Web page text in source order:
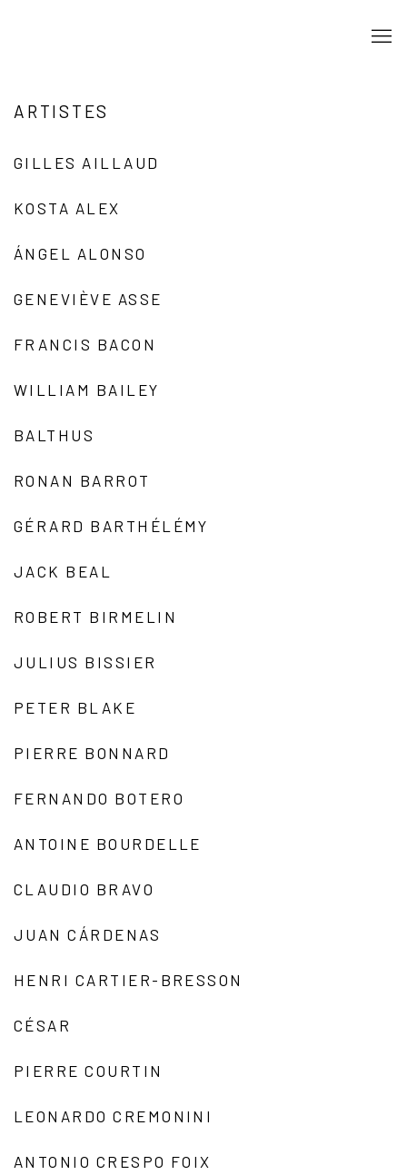
ARTISTES
GILLES AILLAUD
KOSTA ALEX
ÁNGEL ALONSO
GENEVIÈVE ASSE
FRANCIS BACON
WILLIAM BAILEY
BALTHUS
RONAN BARROT
GÉRARD BARTHÉLÉMY
JACK BEAL
ROBERT BIRMELIN
JULIUS BISSIER
PETER BLAKE
PIERRE BONNARD
FERNANDO BOTERO
ANTOINE BOURDELLE
CLAUDIO BRAVO
JUAN CÁRDENAS
HENRI CARTIER-BRESSON
CÉSAR
PIERRE COURTIN
LEONARDO CREMONINI
ANTONIO CRESPO FOIX